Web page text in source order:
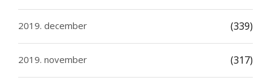
2019. december (339)
2019. november (317)